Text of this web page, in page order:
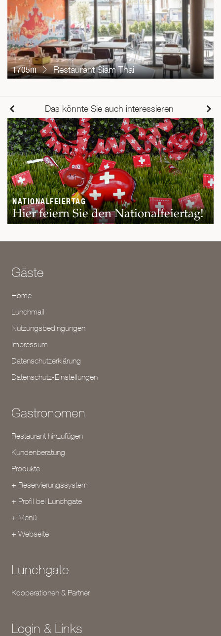
1705m Restaurant Siam Thai
Das könnte Sie auch interessieren
NATIONALFEIERTAG
Hier feiern Sie den Nationalfeiertag!
Gäste
Home
Lunchmail
Nutzungsbedingungen
Impressum
Datenschutzerklärung
Datenschutz-Einstellungen
Gastronomen
Restaurant hinzufügen
Kundenberatung
Produkte
+ Reservierungssystem
+ Profil bei Lunchgate
+ Menü
+ Webseite
Lunchgate
Kooperationen & Partner
Login & Links